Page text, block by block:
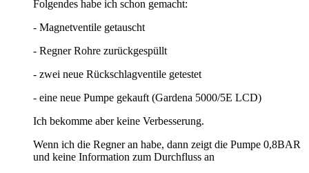
Folgendes habe ich schon gemacht:
- Magnetventile getauscht
- Regner Rohre zurückgespüllt
- zwei neue Rückschlagventile getestet
- eine neue Pumpe gekauft (Gardena 5000/5E LCD)
Ich bekomme aber keine Verbesserung.
Wenn ich die Regner an habe, dann zeigt die Pumpe 0,8BAR
und keine Information zum Durchfluss an